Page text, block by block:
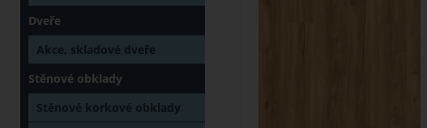
Dveře
Akce, skladové dveře
Stěnové obklady
Stěnové korkové obklady